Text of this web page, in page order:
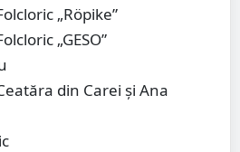
„Röpike”
„GESO”
din Carei și Ana